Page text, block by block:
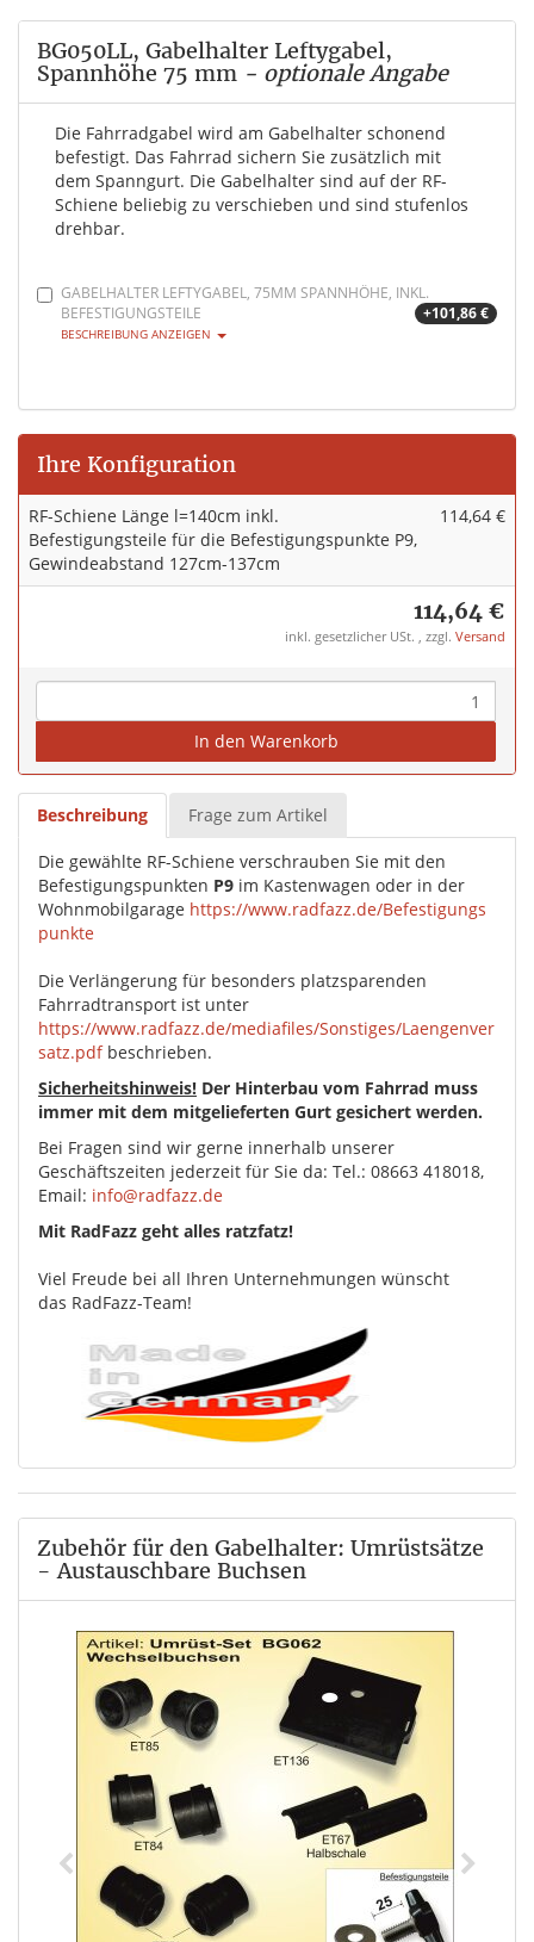
BG050LL, Gabelhalter Leftygabel,
Spannhöhe 75 mm - optionale Angabe
Die Fahrradgabel wird am Gabelhalter schonend
befestigt. Das Fahrrad sichern Sie zusätzlich mit
dem Spanngurt. Die Gabelhalter sind auf der RF-
Schiene beliebig zu verschieben und sind stufenlos
drehbar.
GABELHALTER LEFTYGABEL, 75MM SPANNHÖHE, INKL.
BEFESTIGUNGSTEILE
+101,86 €
BESCHREIBUNG ANZEIGEN
Ihre Konfiguration
RF-Schiene Länge l=140cm inkl.
Befestigungsteile für die Befestigungspunkte P9,
Gewindeabstand 127cm-137cm
114,64 €
114,64 €
inkl. gesetzlicher USt. , zzgl. Versand
In den Warenkorb
Beschreibung Frage zum Artikel
Die gewählte RF-Schiene verschrauben Sie mit den
Befestigungspunkten P9 im Kastenwagen oder in der
Wohnmobilgarage https://www.radfazz.de/Befestigungs
punkte
Die Verlängerung für besonders platzsparenden
Fahrradtransport ist unter
https://www.radfazz.de/mediafiles/Sonstiges/Laengenver
satz.pdfbeschrieben.
Sicherheitshinweis! Der Hinterbau vom Fahrrad muss
immer mit dem mitgelieferten Gurt gesichert werden.
Bei Fragen sind wir gerne innerhalb unserer
Geschäftszeiten jederzeit für Sie da: Tel.: 08663 418018,
Email: info@radfazz.de
Mit RadFazz geht alles ratzfatz!
Viel Freude bei all Ihren Unternehmungen wünscht
das RadFazz-Team!
Zubehör für den Gabelhalter: Umrüstsätze
- Austauschbare Buchsen